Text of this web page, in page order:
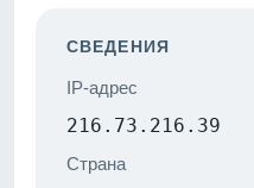
СВЕДЕНИЯ
IP-адрес
216.73.216.39
Страна